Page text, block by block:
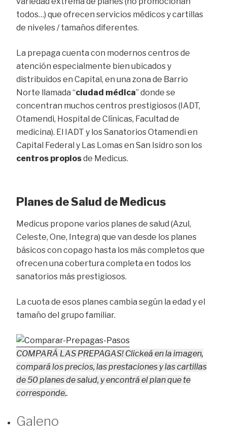
todos…) que ofrecen servicios médicos y cartillas
de niveles / tamaños diferentes.
La prepaga cuenta con modernos centros de
atención especialmente bien ubicados y
distribuidos en Capital, en una zona de Barrio
Norte llamada “ciudad médica” donde se
concentran muchos centros prestigiosos (IADT,
Otamendi, Hospital de Clínicas, Facultad de
medicina). El IADT y los Sanatorios Otamendi en
Capital Federal y Las Lomas en San Isidro son los
centros propiosde Medicus.
Planes de Salud de Medicus
Medicus propone varios planes de salud (Azul,
Celeste, One, Integra) que van desde los planes
básicos con copago hasta los más completos que
ofrecen una cobertura completa en todos los
sanatorios más prestigiosos.
La cuota de esos planes cambia según la edad y el
tamaño del grupo familiar.
COMPARÁ LAS PREPAGAS! Clickeá en la imagen,
compará los precios, las prestaciones y las cartillas
de 50 planes de salud, y encontrá el plan que te
corresponde..
Galeno